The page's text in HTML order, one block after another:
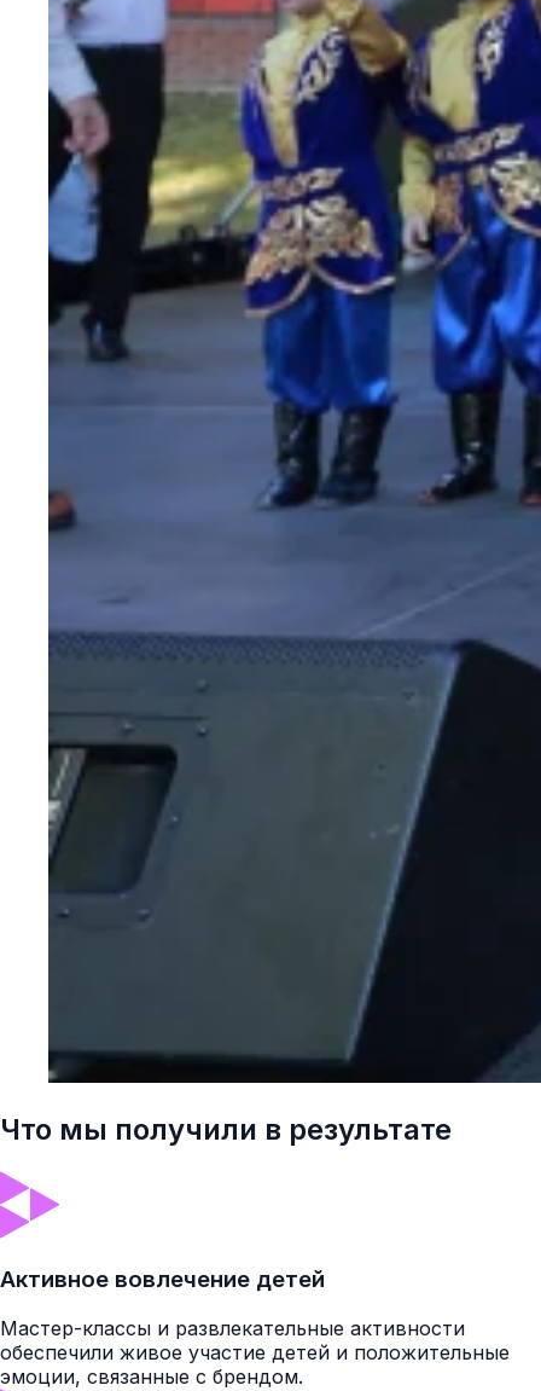
Что мы получили в результате
Активное вовлечение детей
Мастер-классы и развлекательные активности
обеспечили живое участие детей и положительные
эмоции, связанные с брендом.